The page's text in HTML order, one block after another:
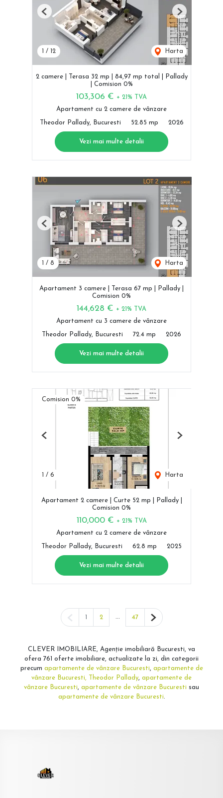
/ 12 Harta
Previous Next
2 camere | Terasa 32 mp | 84,97 mp total | Pallady
| Comision 0%
103,306 € + 21% TVA
Apartament cu 2 camere de vânzare
Theodor Pallady, Bucuresti 52.85 mp 2026
Vezi mai multe detalii
/ 8 Harta
Previous Next
Apartament 3 camere | Terasa 67 mp | Pallady |
Comision 0%
144,628 € + 21% TVA
Apartament cu 3 camere de vânzare
Theodor Pallady, Bucuresti 72.4 mp 2026
Vezi mai multe detalii
Comision 0%
1 / 6 Harta
Previous Next
Apartament 2 camere | Curte 52 mp | Pallady |
Comision 0%
110,000 € + 21% TVA
Apartament cu 2 camere de vânzare
Theodor Pallady, Bucuresti 62.8 mp 2025
Vezi mai multe detalii
Pagina anterioară
1 2 ... 47 Pagina următoare
CLEVER IMOBILIARE, Agenție imobiliară Bucuresti, va
ofera 761 oferte imobiliare, actualizate la zi, din categorii
precum apartamente de vânzare Bucuresti, apartamente de
vânzare Bucuresti, Theodor Pallady, apartamente de
vânzare Bucuresti, apartamente de vânzare Bucuresti sau
apartamente de vânzare Bucuresti.